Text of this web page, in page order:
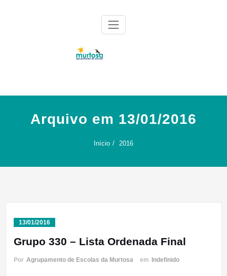
Arquivo em 13/01/2016
Início 2016
13/01/2016
Grupo 330 – Lista Ordenada Final
Por Agrupamento de Escolas da Murtosa em Indefinido